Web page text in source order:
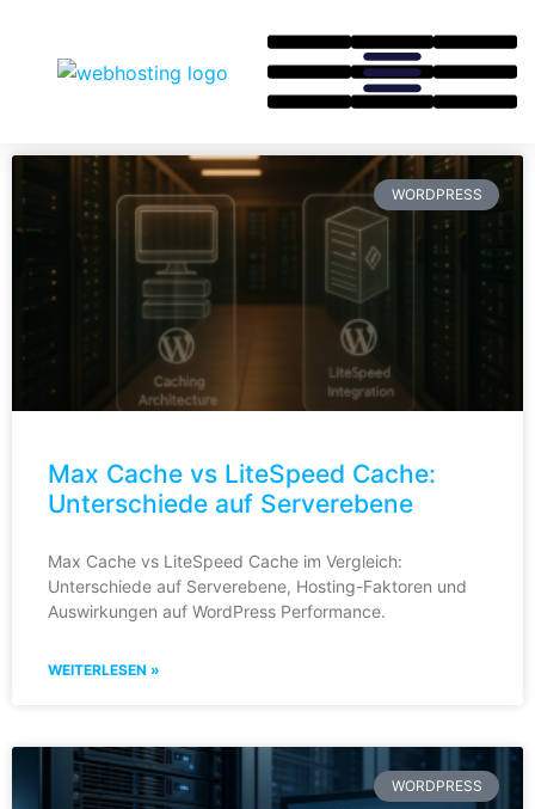
WORDPRESS
Max Cache vs LiteSpeed Cache:
Unterschiede auf Serverebene
Max Cache vs LiteSpeed Cache im Vergleich:
Unterschiede auf Serverebene, Hosting-Faktoren und
Auswirkungen auf WordPress Performance.
WEITERLESEN »
WORDPRESS